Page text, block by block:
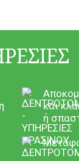
καυσόξυλα.
του χώρου
και
ή